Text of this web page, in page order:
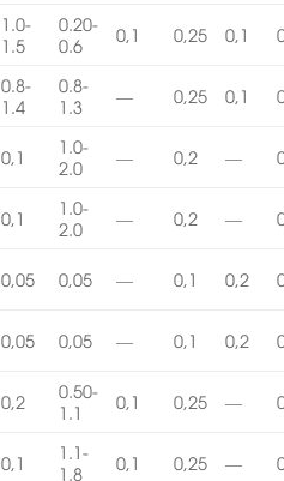
1.0-
1.5
0.20-
0.6
0,1 0,25 0,1
0.8-
1.4
0.8-
1.3
— 0,25 0,1
0,1
1.0-
2.0
— 0,2 —
0,1
1.0-
2.0
— 0,2 —
0,05 0,05 — 0,1 0,2
0,05 0,05 — 0,1 0,2
0,2
0.50-
1.1
0,1 0,25 —
0,1
1.1-
1.8
0,1 0,25 —